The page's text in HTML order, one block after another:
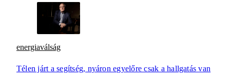
energiaválság
Télen járt a segítség, nyáron egyelőre csak a hallgatás van